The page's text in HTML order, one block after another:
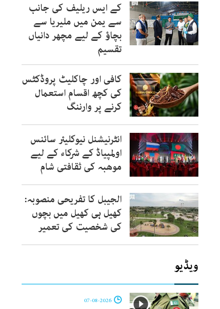
کے ایس ریلیف کی جانب
سے یمن میں ملیریا سے
بچاؤ کے لیے مچھر دانیاں
تقسیم
کافی اور چاکلیٹ پروڈکٹس
کی کچھ اقسام استعمال
کرنے پر وارننگ
انٹرنیشنل نیوکلیئر سائنس
اولمپیاڈ کے شرکاء کے لیے
موھبہ کی ثقافتی شام
الجیبل کا تفریحی منصوبہ:
کھیل ہی کھیل میں بچوں
کی شخصیت کی تعمیر
ویڈیو